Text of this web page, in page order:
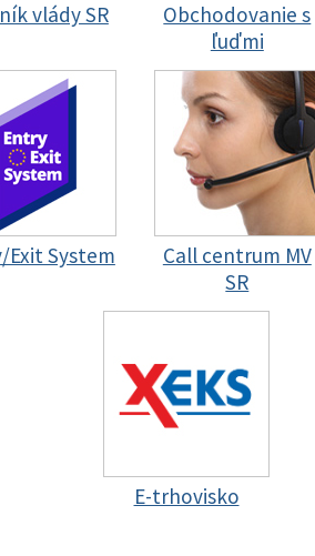
vlády SR
Obchodovanie s
ľuďmi
Exit System
Call centrum MV
SR
E-trhovisko